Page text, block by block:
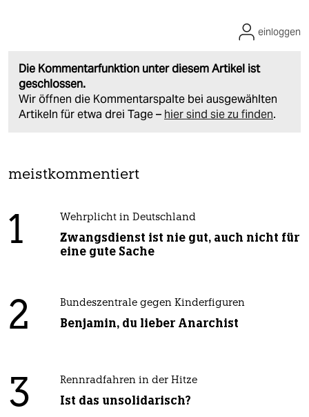
Die Kommentarfunktion unter diesem Artikel ist
geschlossen.
Wir öffnen die Kommentarspalte bei ausgewählten
Artikeln für etwa drei Tage – hier sind sie zu finden.
einloggen
meistkommentiert
1 Wehrplicht in Deutschland
Zwangsdienst ist nie gut, auch nicht für
eine gute Sache
2 Bundeszentrale gegen Kinderfiguren
Benjamin, du lieber Anarchist
3 Rennradfahren in der Hitze
Ist das unsolidarisch?